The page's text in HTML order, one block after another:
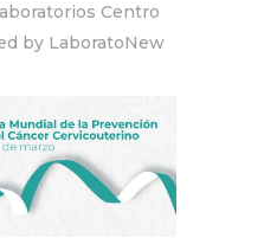
Centro
by LaboratoNew